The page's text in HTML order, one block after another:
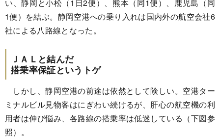
い、静岡と小松（1日2便）、熊本（同1便）、鹿児島（同
1便）を結ぶ。静岡空港への乗り入れは国内外の航空会社6
社による八路線となった。
ＪＡＬと結んだ
搭乗率保証というトゲ
しかし、静岡空港の前途は依然として険しい。空港ター
ミナルビル見物客はにぎわい続けるが、肝心の航空機の利
用者は伸び悩み、各路線の搭乗率は低迷している（下図参
照）。